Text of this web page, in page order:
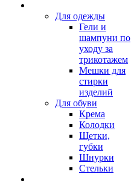
Для одежды
Гели и
шампуни по
уходу за
трикотажем
Мешки для
стирки
изделий
Для обуви
Крема
Колодки
Щетки,
губки
Шнурки
Стельки